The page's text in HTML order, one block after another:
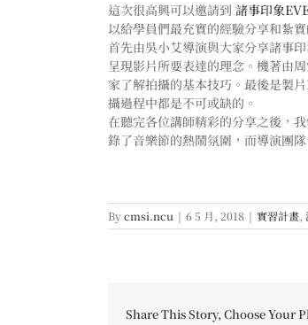
這次很高興可以邀請到 諸事印象
以給學員們最充實的經驗分享和紮實
首先由吳小艾導演與大家分享諸事
呈現影片所要表達的理念。機著由
家了解拍攝的基本技巧。最後是製
攝過程中都是不可或缺的。
在聽完各位講師精彩的分享之後，
錄了音樂節的熱鬧氛圍，而導演團
Bycmsi.ncu | 6 5 月, 2018 | 實習計畫,
Share This Story, Choose Your